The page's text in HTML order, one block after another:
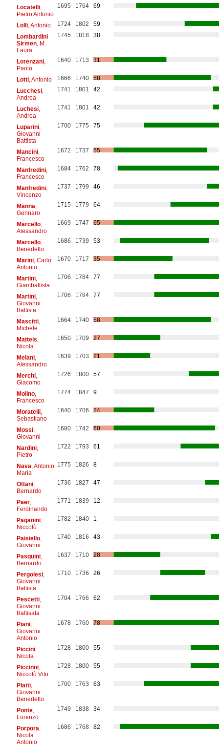
Locatelli,
Pietro Antonio
1695 1764 69
Lolli, Antonio 1724 1802
59
Lombardini
Sirmen, M.
Laura
1745 1818 38
Lorenzani,
Paolo
1640 1713 31
Lotti, Antonio 1666 1740
58
Lucchesi,
Andrea
1741 1801 42
Luchesi,
Andrea
1741 1801 42
Luparini,
Giovanni
Battista
1700 1775 75
Mancini,
Francesco
1672 1737 55
Manfredini,
Francesco
1684 1762 78
Manfredini,
Vincenzo
1737 1799 46
Manna
Gennaro
1715 1779 64
Marcello,
Alessandro
1669 1747 65
Marcello,
Benedetto
1686 1739 53
Marini, Carlo
Antonio
1670 1717 35
Martini,
Giambattista
1706 1784 77
Martini,
Giovanni
Battista
1706 1784 77
Mascitti,
Michele
1664 1740 58
Matteis
Nicola
1650 1709 27
Melani,
Alessandro
1639 1703 21
Merchi,
Giacomo
1726 1800 57
Molino,
Francesco
1774 1847 9
Moratelli,
Sebastiano
1640 1706 24
Mossi,
Giovanni
1680 1742 60
Nardini,
Pietro
1722 1793 61
Nava , Antonio
Maria
1775 1826 8
Ottani,
Bernardo
1736 1827 47
Paër,
Ferdinando
1771 1839 12
Paganini,
Niccolò
1782 1840 1
Paisiello,
Giovanni
1740 1816 43
Pasquini,
Bernardo
1637 1710 28
Pergolesi,
Giovanni
Battista
1710 1736 26
Pescetti,
Giovanni
Battisata
1704 1766 62
Piani,
Giovanni
Antonio
1678 1760 78
Piccini,
Nicola
1728 1800 55
Piccinni,
Niccolò Vito
1728 1800 55
Platti,
Giovanni
Benedetto
1700 1763 63
Ponte,
Lorenzo
1749 1838 34
Porpora
Nicola
Antonio
1686 1768 82